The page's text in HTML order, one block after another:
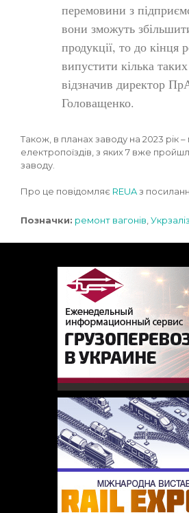
перемовини з
вони зможуть
продукції, то до кінця
випустити кілька
відзначив директор
Головащенко.
Також, в планах заводу на 2023 рік –
електропоїздів, з яких 7 вже
заводу.
Про це повідомляє REUAз
Позначки: ремонт вагонів